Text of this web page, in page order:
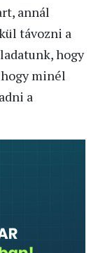
annál
távozni a
hogy
minél
a